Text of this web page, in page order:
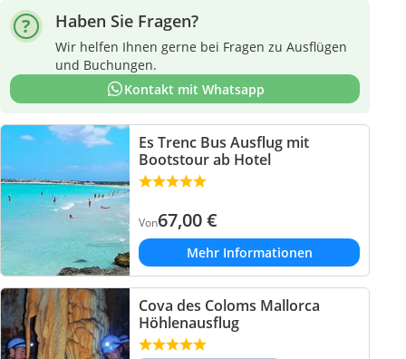
Haben Sie Fragen?
Wir helfen Ihnen gerne bei Fragen zu Ausflügen
und Buchungen.
Kontakt mit Whatsapp
Es Trenc Bus Ausflug mit
Bootstour ab Hotel
Von67,00€
Mehr Informationen
Cova des Coloms Mallorca
Höhlenausflug